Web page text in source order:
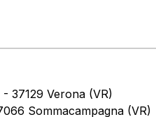
37129 Verona (VR)
Sommacampagna (VR)